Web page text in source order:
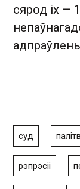
сярод іх —
суд
рэпрэсіі